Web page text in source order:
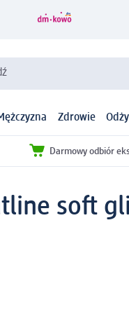
Zdrowie
Darmowy odbiór
soft